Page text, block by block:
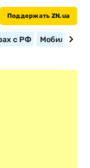
Поддержать ZN.ua
с РФ